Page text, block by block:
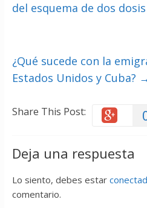
del esquema de dos
¿Qué sucede con la
Estados Unidos y Cuba?
Share This Post:
Deja una respuesta
Lo siento, debes estar
comentario.